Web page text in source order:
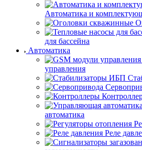
Автоматика и
для бассейна
Автоматика
управления
автоматика
Реле